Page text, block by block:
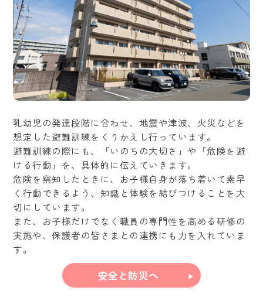
乳幼児の発達段階に合わせ、地震や津波、火災などを
想定した避難訓練をくりかえし行っています。
避難訓練の際にも、「いのちの大切さ」や「危険を避
ける行動」を、具体的に伝えていきます。
危険を察知したときに、お子様自身が落ち着いて素早
く行動できるよう、知識と体験を結びつけることを大
切にしています。
また、お子様だけでなく職員の専門性を高める研修の
実施や、保護者の皆さまとの連携にも力を入れていま
す。
安全と防災へ